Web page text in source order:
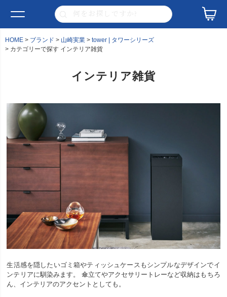
HOME ブランド 山崎実業
tower | タワーシリーズ
カテゴリーで探す インテリア雑貨
インテリア雑貨
生活感を隠したいゴミ箱やティッシュケースもシンプルなデザインでイ
ンテリアに馴染みます。 傘立てやアクセサリートレーなど収納はもちろ
ん、インテリアのアクセントとしても。